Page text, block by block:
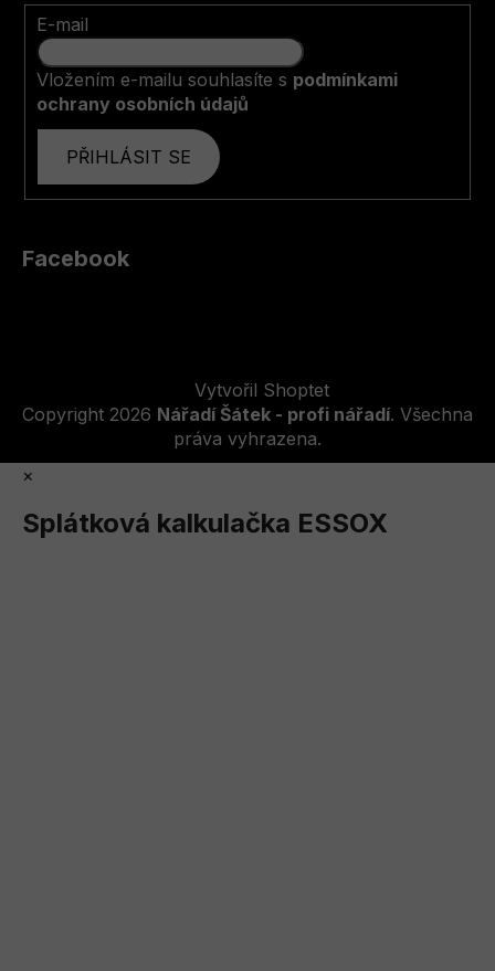
E-mail
Vložením e-mailu souhlasíte s podmínkami
ochrany osobních údajů
PŘIHLÁSIT SE
Facebook
Vytvořil Shoptet
Copyright 2026 Nářadí Šátek - profi nářadí. Všechna
práva vyhrazena.
×
Splátková kalkulačka ESSOX